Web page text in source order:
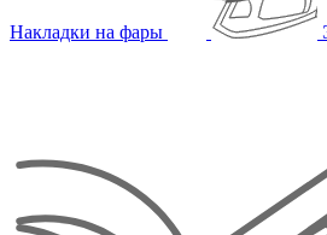
Накладки на фары